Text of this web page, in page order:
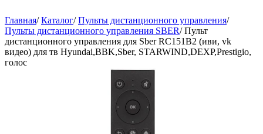
Главная/Каталог/Пульты дистанционного управления/
Пульты дистанционного управления SBER/ Пульт
дистанционного управления для Sber RC151B2 (иви, vk
видео) для тв Hyundai,BBK,Sber, STARWIND,DEXP,Prestigio,
голос